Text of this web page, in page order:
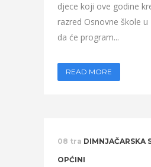
djece koji ove godine
razred Osnovne škole
da će program...
READ MORE
08 tra DIMNJAČARSKA
OPĆINI